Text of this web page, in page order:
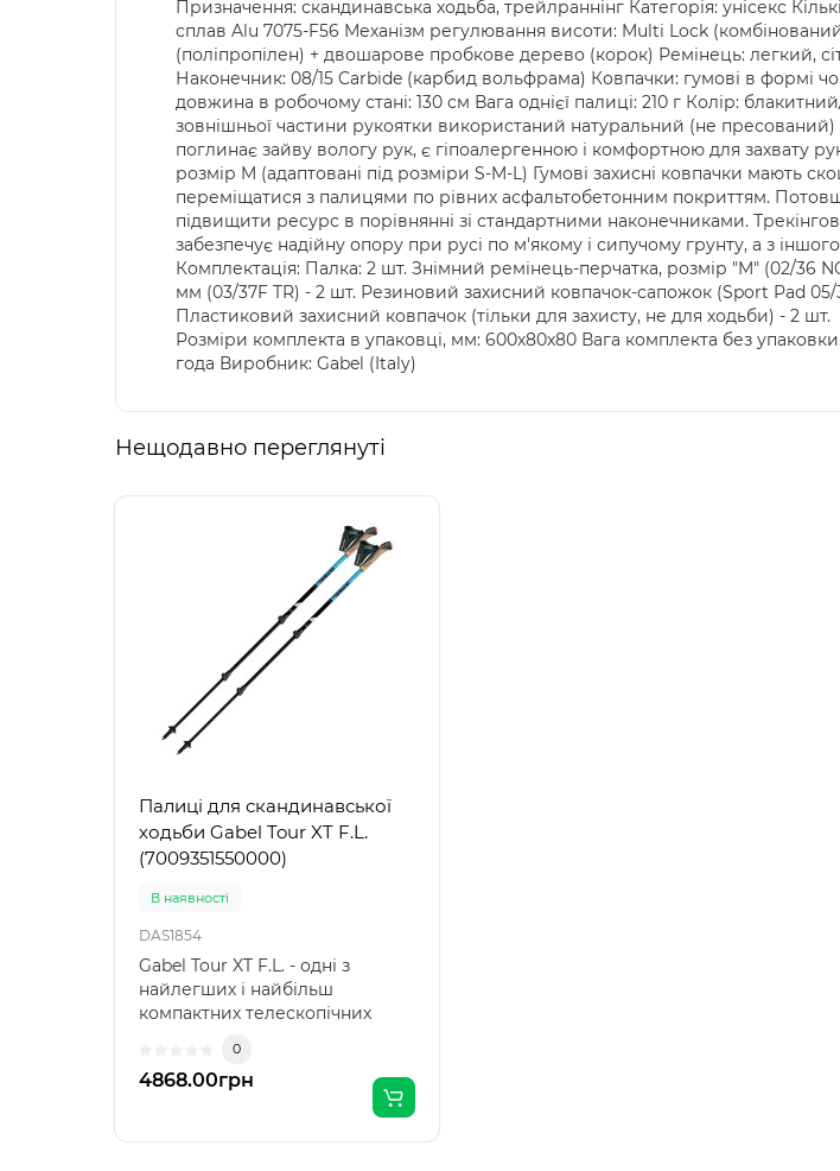
Призначення: скандинавська ходьба, трейлраннінг Категорія: унісекс
сплав Alu 7075-F56 Механізм регулювання висоти: Multi Lock
(поліпропілен) + двошарове пробкове дерево (корок) Ремінець: легкий,
Наконечник: 08/15 Carbide (карбид вольфрама) Ковпачки: гумові в формі
довжина в робочому стані: 130 см Вага однієї палиці: 210 г Колір:
зовнішньої частини рукоятки використаний натуральний (не
поглинає зайву вологу рук, є гіпоалергенною і комфортною для захвату
розмір M (адаптовані під розміри S-M-L) Гумові захисні ковпачки мають
переміщатися з палицями по рівних асфальтобетонним покриттям.
підвищити ресурс в порівнянні зі стандартними наконечниками.
забезпечує надійну опору при русі по м'якому і сипучому грунту, а з
Комплектація: Палка: 2 шт. Знімний ремінець-перчатка, розмір "M" (02/36
мм (03/37F TR) - 2 шт. Резиновий захисний ковпачок-сапожок (Sport Pad
Пластиковий захисний ковпачок (тільки для захисту, не для ходьби) - 2
Розміри комплекта в упаковці, мм: 600х80х80 Вага комплекта без
года Виробник: Gabel (Italy)
Нещодавно переглянуті
Палиці для скандинавської
ходьби Gabel Tour XT F.L.
(7009351550000)
В наявності
DAS1854
Gabel Tour XT F.L. - одні з
найлегших і найбільш
компактних телескопічних
важлива при тривалих
0
4868.00грн